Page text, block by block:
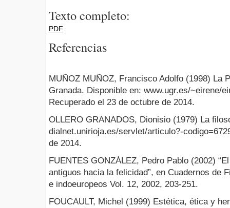
Texto completo:
PDF
Referencias
MUÑOZ MUÑOZ, Francisco Adolfo (1998) La
Granada. Disponible en: www.ugr.es/~eirene/
Recuperado el 23 de octubre de 2014.
OLLERO GRANADOS, Dionisio (1979) La
dialnet.unirioja.es/servlet/articulo?-
de 2014.
FUENTES GONZÁLEZ, Pedro Pablo (2002)
antiguos hacia la felicidad”, en Cuadernos de
e indoeuropeos Vol. 12, 2002, 203-251.
FOUCAULT, Michel (1999) Estética, ética y